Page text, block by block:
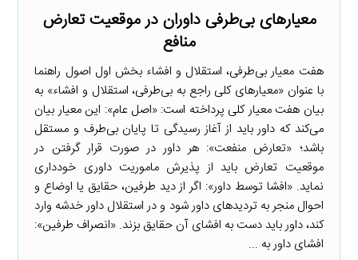
معیارهای بی‌طرفی داوران در موقعیت تعارض
منافع
هفت معیار بی‌طرفی، استقلال و افشاء بخش اول اصول راهنما
با عنوان «معیارهای کلی راجع به بی‌طرفی، استقلال و افشاء» به
بیان هفت معیار کلی پرداخته است: «اصل عام»: این معیار بیان
می‌کند که داور باید از آغاز رسیدگی تا پایان بی‌طرف و مستقل
باشد؛ «تعارض منفعت»: هر داور در صورت قرار گرفتن در
موقعیت تعارض باید از پذیرش ماموریت داوری خودداری
نماید. «افشا توسط داور»: اگر از دید طرفین، حقایق یا اوضاع و
احوال منجر به تردیدهای داور شود و در استقلال داور خدشه وارد
کند، داور باید دست به افشای آن حقایق بزند. «انصراف طرفین»:
افشای داور به ...